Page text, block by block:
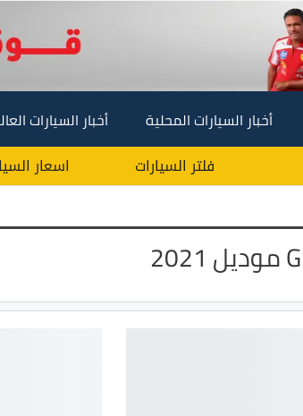
أخبار السيارات المحلية أخبار السيارات
فلتر السيارات اسعار